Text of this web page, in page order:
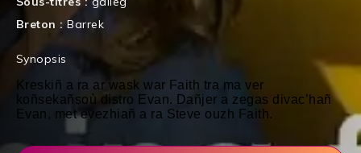
Breton :Barrek
Synopsis
Kreskiñ a ra ar wask war Faith tra ma ver
koñsekañsoù distro Evan. Dañjer a zegas divac’hañ
Evan, met evezhiañ a ra Steve ouzh Faith.